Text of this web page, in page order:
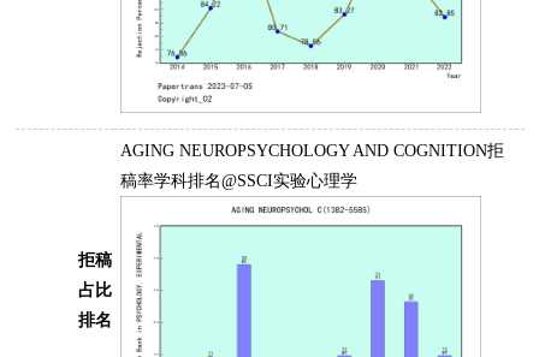
拒稿
占比
排名
AGING NEUROPSYCHOLOGY AND COGNITION拒
稿率学科排名@SSCI实验心理学